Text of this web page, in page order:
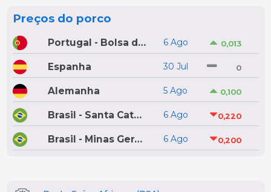
Preços do porco
Portugal - Bolsa do Porco do Montijo 6 Ago 0,013
Espanha 30 Jul 0
Alemanha 5 Ago 0,100
Brasil - Santa Catarina 6 Ago 0,220
Brasil - Minas Gerais 6 Ago 0,200